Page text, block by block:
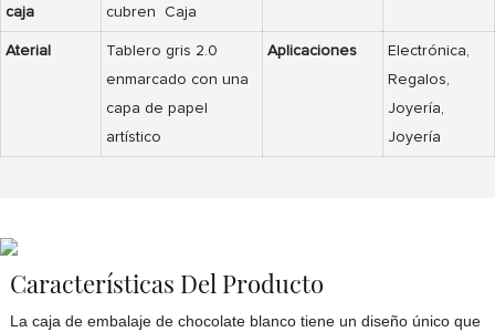
caja
cubren Caja
Aterial
Tablero gris 2.0
enmarcado con una
capa de papel
artístico
Aplicaciones
Electrónica,
Regalos,
Joyería,
Joyería
Características Del Producto
La caja de embalaje de chocolate blanco tiene un diseño único que